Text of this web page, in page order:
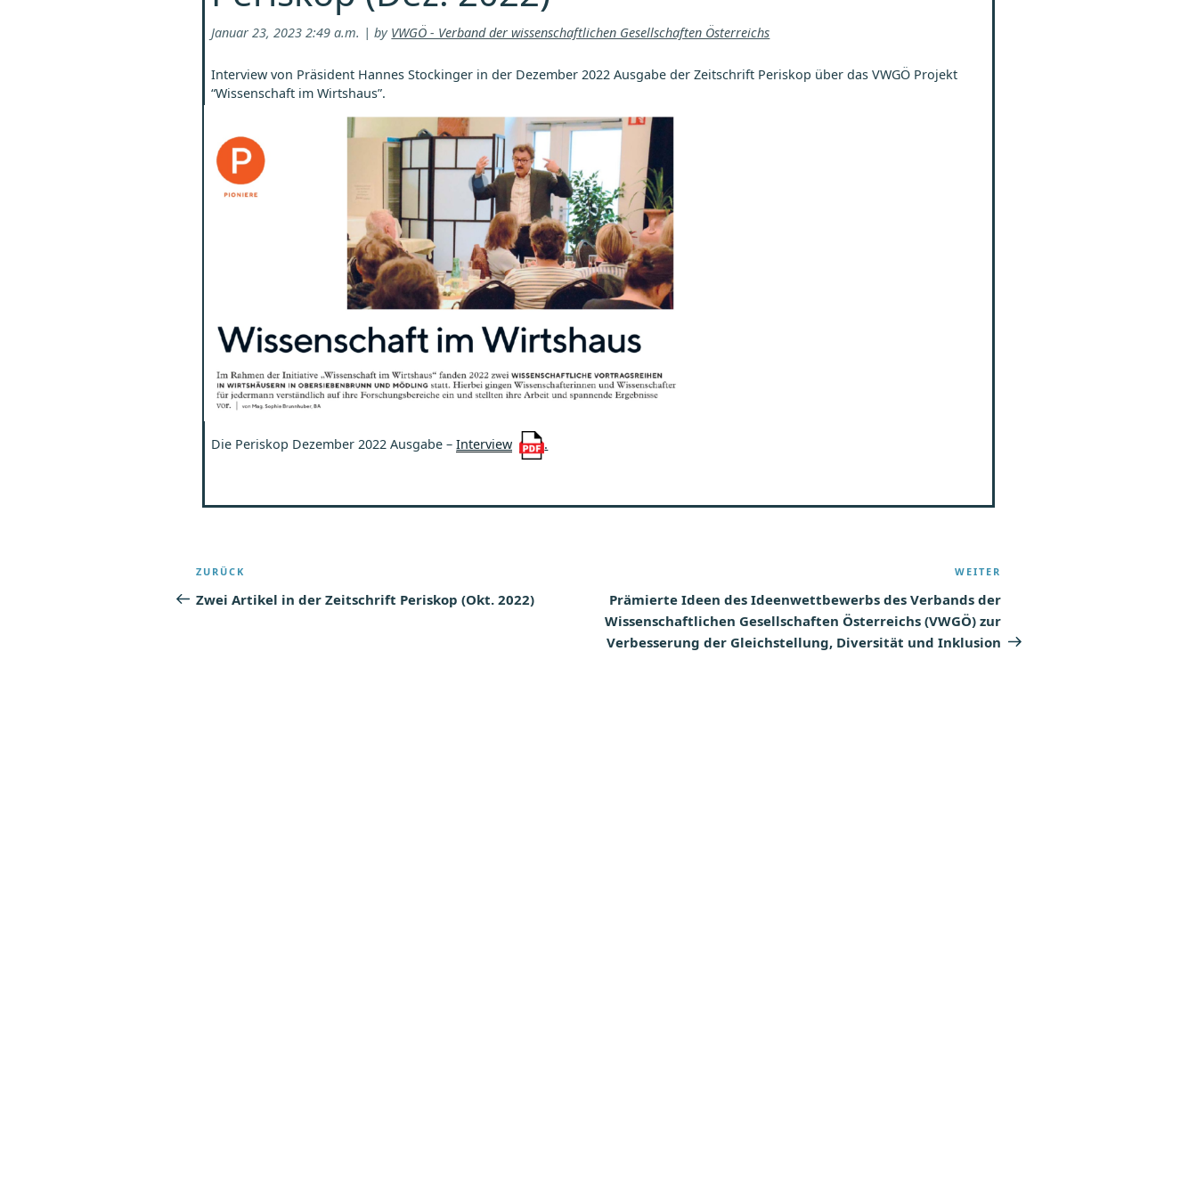
Januar 23, 2023 2:49 a.m. | by VWGÖ - Verband der wissenschaftlichen Gesellschaften Österreichs
Interview von Präsident Hannes Stockinger in der Dezember 2022 Ausgabe der Zeitschrift Periskop über das VWGÖ Projekt
“Wissenschaft im Wirtshaus”.
Die Periskop Dezember 2022 Ausgabe –Interview .
Beitragsnavigation
Vorheriger
Beitrag
ZURÜCK
Zwei Artikel in der Zeitschrift Periskop (Okt. 2022)
Beitrag
WEITER
Prämierte Ideen des Ideenwettbewerbs des Verbands der
Wissenschaftlichen Gesellschaften Österreichs (VWGÖ) zur
Verbesserung der Gleichstellung, Diversität und Inklusion